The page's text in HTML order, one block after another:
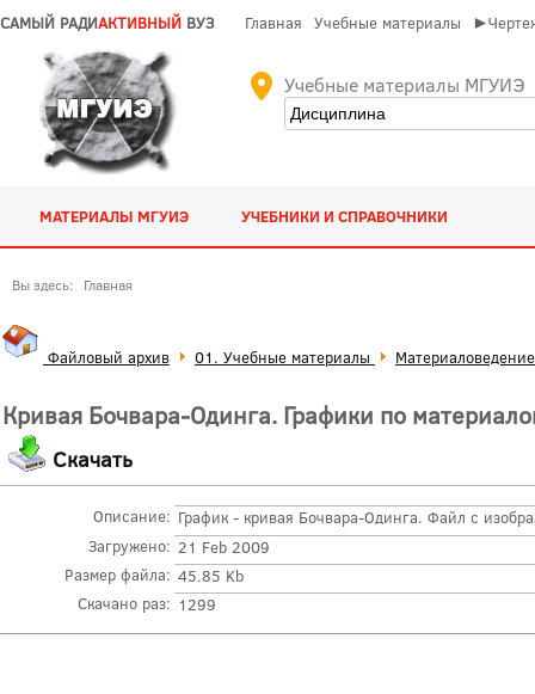
САМЫЙ РАДИАКТИВНЫЙ ВУЗ Главная Учебные материалы
Учебные материалы МГУИЭ
МАТЕРИАЛЫ МГУИЭ УЧЕБНИКИ И СПРАВОЧНИКИ
Вы здесь: Главная
Файловый архив 01. Учебные материалы Материаловедение
Кривая Бочвара-Одинга. Графики по
Скачать
Описание: График - кривая Бочвара-Одинга. Файл с
Загружено: 21 Feb 2009
Размер файла: 45.85 Kb
Скачано раз: 1299